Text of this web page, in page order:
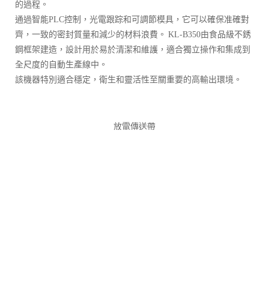
的過程。
通過智能PLC控制，光電跟踪和可調節模具，它可以確保准確對
齊，一致的密封質量和減少的材料浪費。 KL-B350由食品級不銹
鋼框架建造，設計用於易於清潔和維護，適合獨立操作和集成到
全尺度的自動生產線中。
該機器特別適合穩定，衛生和靈活性至關重要的高輸出環境。
放電傳送帶